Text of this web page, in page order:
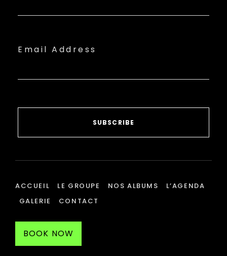
Email Address
SUBSCRIBE
ACCUEIL LE GROUPE NOS ALBUMS
L’AGENDA
GALERIE
CONTACT
BOOK NOW